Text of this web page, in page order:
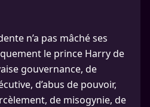
n’a pas mâché ses
le prince Harry de
gouvernance, de
d’abus de pouvoir,
de misogynie, de